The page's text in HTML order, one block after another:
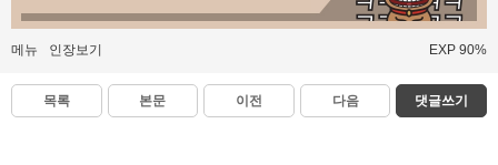
메뉴 인장보기 EXP 90%
목록 본문 이전 다음 댓글쓰기